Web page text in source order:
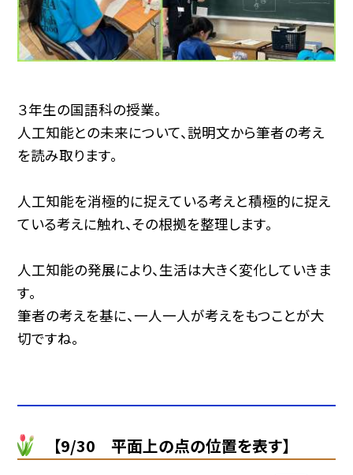
３年生の国語科の授業。
人工知能との未来について、説明文から筆者の考え
を読み取ります。
人工知能を消極的に捉えている考えと積極的に捉え
ている考えに触れ、その根拠を整理します。
人工知能の発展により、生活は大きく変化していきま
す。
筆者の考えを基に、一人一人が考えをもつことが大
切ですね。
【9/30 平面上の点の位置を表す】